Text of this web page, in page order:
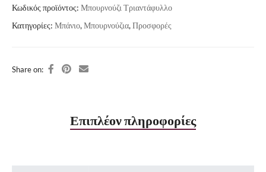
Κωδικός προϊόντος: Μπουρνούζι Τριαντάφυλλο
Κατηγορίες: Μπάνιο,Μπουρνούζια,Προσφορές
Share on:
Επιπλέον πληροφορίες